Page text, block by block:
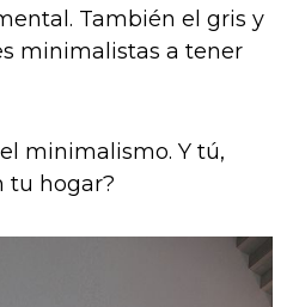
También el gris y
minimalistas a tener
minimalismo. Y tú,
tu hogar?